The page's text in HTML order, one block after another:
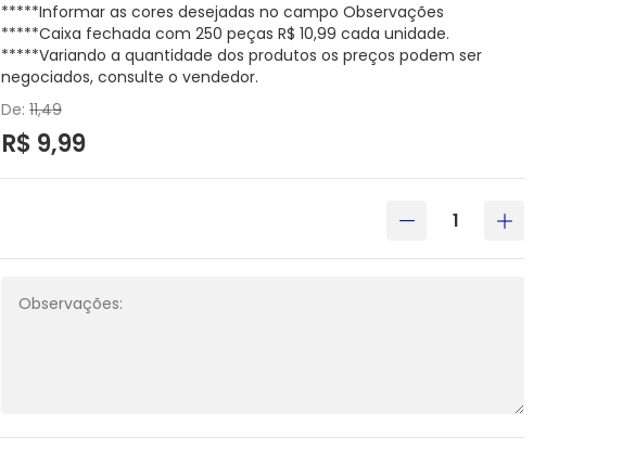
*****Informar as cores desejadas no campo Observações
*****Caixa fechada com 250 peças R$ 10,99 cada unidade.
*****Variando a quantidade dos produtos os preços podem ser
negociados, consulte o vendedor.
De:11,49
R$ 9,99